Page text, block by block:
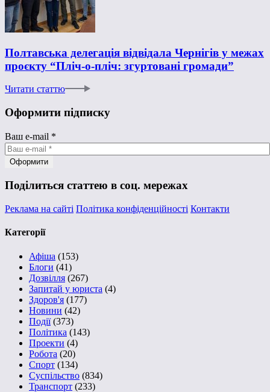
Полтавська делегація відвідала Чернігів у межах
проєкту “Пліч-о-пліч: згуртовані громади”
Читати статтю
Оформити підписку
Ваш e-mail *
Поділиться статтею в соц. мережах
Реклама на сайті Політика конфіденційності Контакти
Категорії
Афіша (153)
Блоги (41)
Дозвілля (267)
Запитай у юриста (4)
Здоров'я (177)
Новини (42)
Події(373)
Політика (143)
Проекти (4)
Робота (20)
Спорт (134)
Суспільство (834)
Транспорт (233)